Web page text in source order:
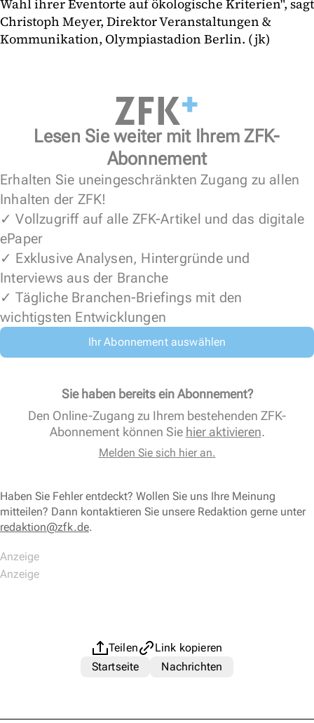
Wahl ihrer Eventorte auf ökologische Kriterien", sagt
Christoph Meyer, Direktor Veranstaltungen &
Kommunikation, Olympiastadion Berlin. (jk)
Lesen Sie weiter mit Ihrem ZFK-
Abonnement
Erhalten Sie uneingeschränkten Zugang zu allen
Inhalten der ZFK!
✓ Vollzugriff auf alle ZFK-Artikel und das digitale
ePaper
✓ Exklusive Analysen, Hintergründe und
Interviews aus der Branche
✓ Tägliche Branchen-Briefings mit den
wichtigsten Entwicklungen
Ihr Abonnement auswählen
Sie haben bereits ein Abonnement?
Den Online-Zugang zu Ihrem bestehenden ZFK-
Abonnement können Sie hier aktivieren.
Melden Sie sich hier an.
Haben Sie Fehler entdeckt? Wollen Sie uns Ihre Meinung
mitteilen? Dann kontaktieren Sie unsere Redaktion gerne unter
redaktion@zfk.de.
Teilen
Link kopieren
Startseite
Nachrichten